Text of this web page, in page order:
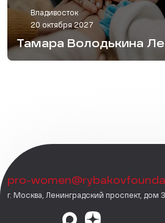
Владивосток
20 октября 2027
Тамара Володькина Ле
pro-
г. Москва, Ленинградский проспект, дом